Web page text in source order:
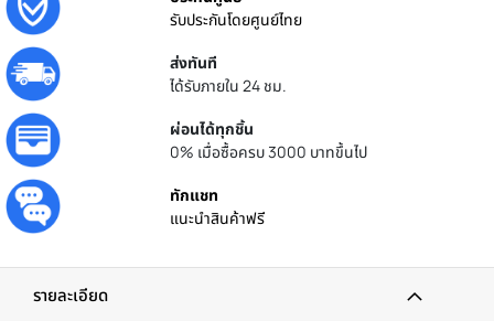
รับประกันโดยศูนย์ไทย
ส่งทันที
ได้รับภายใน 24 ชม.
ผ่อนได้ทุกชิ้น
0% เมื่อซื้อครบ 3000 บาทขึ้นไป
ทักแชท
แนะนำสินค้าฟรี
รายละเอียด